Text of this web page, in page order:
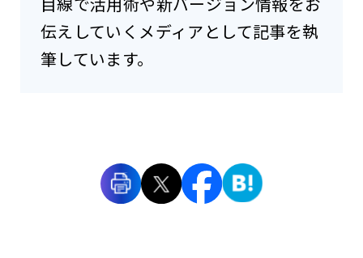
伝えしていくメディアとして記事を執
筆しています。